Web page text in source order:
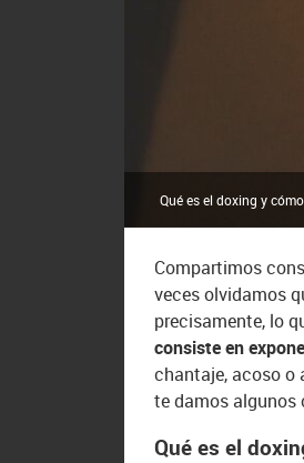
Qué es el doxing y
Compartimos
veces olvidamos
precisamente, lo
consiste en
chantaje, acoso o
te damos algunos
Qué es el